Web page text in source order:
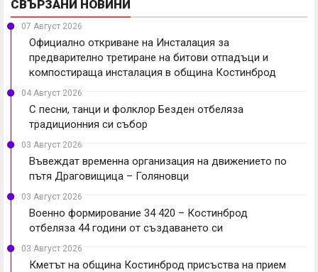
СВЪРЗАНИ НОВИНИ
07 Август 2026
Официално откриване на Инсталация за
предварително третиране на битови отпадъци и
компостираща инсталация в община Костинброд
04 Август 2026
С песни, танци и фолклор Безден отбеляза
традиционния си събор
03 Август 2026
Въвеждат временна организация на движението по
пътя Драговищица – Голяновци
03 Август 2026
Военно формирование 34 420 – Костинброд
отбеляза 44 години от създаването си
03 Август 2026
Кметът на община Костинброд присъства на прием